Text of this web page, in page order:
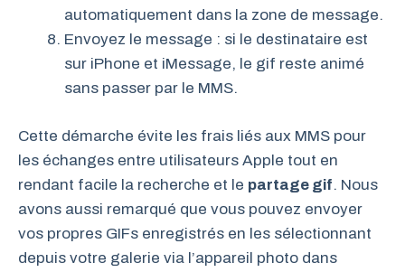
automatiquement dans la zone de message.
Envoyez le message : si le destinataire est
sur iPhone et iMessage, le gif reste animé
sans passer par le MMS.
Cette démarche évite les frais liés aux MMS pour
les échanges entre utilisateurs Apple tout en
rendant facile la recherche et le partage gif. Nous
avons aussi remarqué que vous pouvez envoyer
vos propres GIFs enregistrés en les sélectionnant
depuis votre galerie via l’appareil photo dans